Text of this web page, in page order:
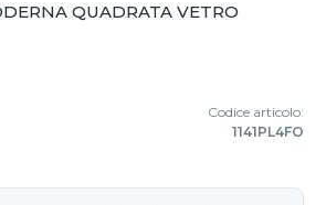
QUADRATA VETRO
Codice articolo:
1141PL4FO